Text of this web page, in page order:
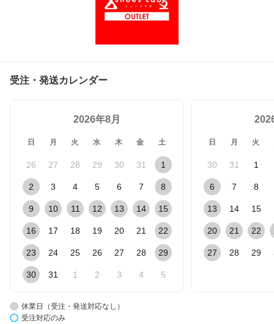
受注・発送カレンダー
2026年8月
日 月 火 水 木 金 土
26 27 28 29 30 31 1
2 3 4 5 6 7 8
9 10 11 12 13 14 15
16 17 18 19 20 21 22
23 24 25 26 27 28 29
30 31 1 2 3 4 5
日 月 火
30 31 1
6 7 8
13 14 15
20 21 22
27 28 29
休業日（受注・発送対応なし）
受注対応のみ